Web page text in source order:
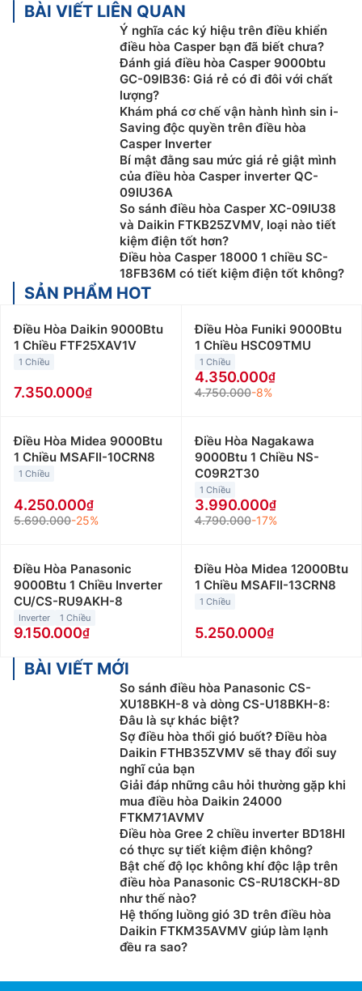
BÀI VIẾT LIÊN QUAN
Ý nghĩa các ký hiệu trên điều khiển
điều hòa Casper bạn đã biết chưa?
Đánh giá điều hòa Casper 9000btu
GC-09IB36: Giá rẻ có đi đôi với chất
lượng?
Khám phá cơ chế vận hành hình sin i-
Saving độc quyền trên điều hòa
Casper Inverter
Bí mật đằng sau mức giá rẻ giật mình
của điều hòa Casper inverter QC-
09IU36A
So sánh điều hòa Casper XC-09IU38
và Daikin FTKB25ZVMV, loại nào tiết
kiệm điện tốt hơn?
Điều hòa Casper 18000 1 chiều SC-
18FB36M có tiết kiệm điện tốt không?
SẢN PHẨM HOT
Điều Hòa Daikin 9000Btu
1 Chiều FTF25XAV1V
1 Chiều
7.350.000
Điều Hòa Funiki 9000Btu
1 Chiều HSC09TMU
1 Chiều
4.350.000
4.750.000-8%
Điều Hòa Midea 9000Btu
1 Chiều MSAFII-10CRN8
1 Chiều
4.250.000
5.690.000-25%
Điều Hòa Nagakawa
9000Btu 1 Chiều NS-
C09R2T30
1 Chiều
3.990.000
4.790.000-17%
Điều Hòa Panasonic
9000Btu 1 Chiều Inverter
CU/CS-RU9AKH-8
Inverter 1 Chiều
9.150.000
Điều Hòa Midea 12000Btu
1 Chiều MSAFII-13CRN8
1 Chiều
5.250.000
BÀI VIẾT MỚI
So sánh điều hòa Panasonic CS-
XU18BKH-8 và dòng CS-U18BKH-8:
Đâu là sự khác biệt?
Sợ điều hòa thổi gió buốt? Điều hòa
Daikin FTHB35ZVMV sẽ thay đổi suy
nghĩ của bạn
Giải đáp những câu hỏi thường gặp khi
mua điều hòa Daikin 24000
FTKM71AVMV
Điều hòa Gree 2 chiều inverter BD18HI
có thực sự tiết kiệm điện không?
Bật chế độ lọc không khí độc lập trên
điều hòa Panasonic CS-RU18CKH-8D
như thế nào?
Hệ thống luồng gió 3D trên điều hòa
Daikin FTKM35AVMV giúp làm lạnh
đều ra sao?